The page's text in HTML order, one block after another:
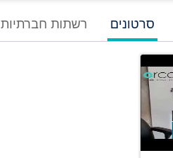
סרטונים רשתות חברתיות